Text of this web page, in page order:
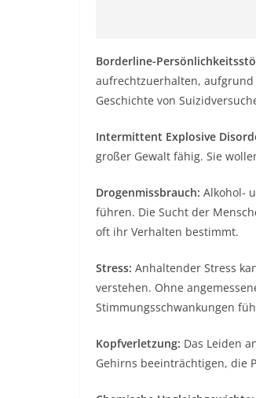
Borderline-
aufrechtzuerhalten,
Geschichte von
Intermittent Explosive
großer Gewalt fähig. Sie
Drogenmissbrauch: Alkohol-
führen. Die Sucht der
oft ihr Verhalten bestimmt.
Stress: Anhaltender Stress
verstehen. Ohne
Stimmungsschwankungen
Kopfverletzung: Das Leiden
Gehirns beeinträchtigen, die